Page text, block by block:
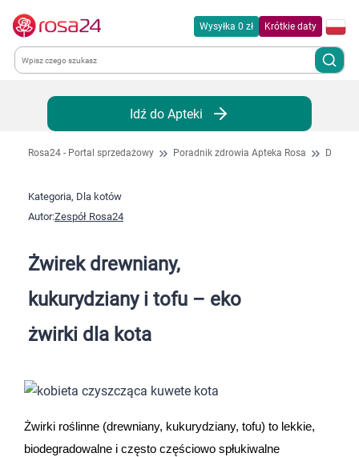
Wysyłka 0 zł Krótkie daty
Kategorie
Chemia gospodarcza
Dla zwierząt
Kosmetyki
Idź do Apteki
Rosa24 - Portal sprzedażowy Poradnik zdrowia Apteka Rosa Dla
Kategoria, Dla kotów
Autor:Zespół Rosa24
Żwirek drewniany,
kukurydziany i tofu – eko
żwirki dla kota
Żwirki roślinne (drewniany, kukurydziany, tofu) to lekkie,
biodegradowalne i często częściowo spłukiwalne